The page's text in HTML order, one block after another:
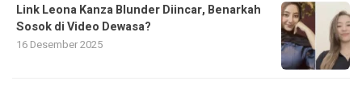
Link Leona Kanza Blunder Diincar, Benarkah
Sosok di Video Dewasa?
16 Desember 2025